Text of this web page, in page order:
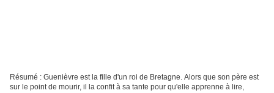
Résumé : Guenièvre est la fille d'un roi de Bretagne. Alors que son père est
sur le point de mourir, il la confit à sa tante pour qu'elle apprenne à lire,